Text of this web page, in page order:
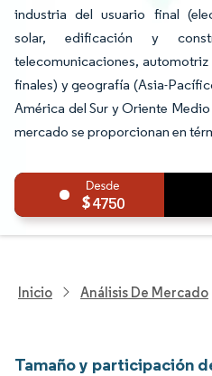
industria del usuario final
solar, edificación y
telecomunicaciones,
finales) y geografía (Asia-
América del Sur y Oriente
mercado se proporcionan en
4750
Inicio Análisis De Mercado
Tamaño y participación